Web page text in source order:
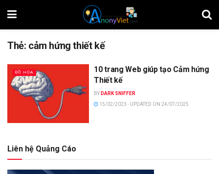
Thẻ: cảm hứng thiết kế
ĐỒ HỌA
10 trang Web giúp tạo Cảm hứng
Thiết kế
BY DARK SNIFFER
15/02/2023 - UPDATED ON 24/07/2025
Liên hệ Quảng Cáo